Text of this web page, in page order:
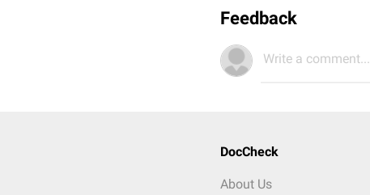
Feedback
Write a comment...
DocCheck
About Us